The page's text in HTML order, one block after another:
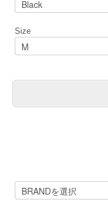
Size